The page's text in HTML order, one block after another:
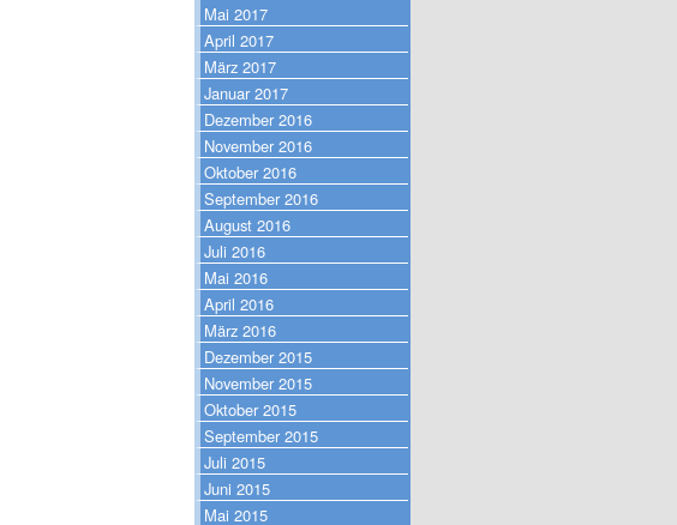
Mai 2017
April 2017
März 2017
Januar 2017
Dezember 2016
November 2016
Oktober 2016
September 2016
August 2016
Juli 2016
Mai 2016
April 2016
März 2016
Dezember 2015
November 2015
Oktober 2015
September 2015
Juli 2015
Juni 2015
Mai 2015